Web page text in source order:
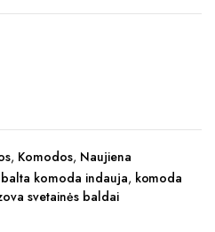
, Komodos, Naujiena
balta komoda indauja, komoda
svetainės baldai